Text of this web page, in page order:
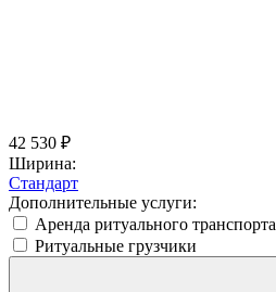
42 530 ₽
Ширина:
Стандарт
Дополнительные услуги:
Аренда ритуального транспорта
Ритуальные грузчики